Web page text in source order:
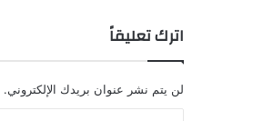
اترك تعليقاً
لن يتم نشر عنوان بريدك الإلكتروني.